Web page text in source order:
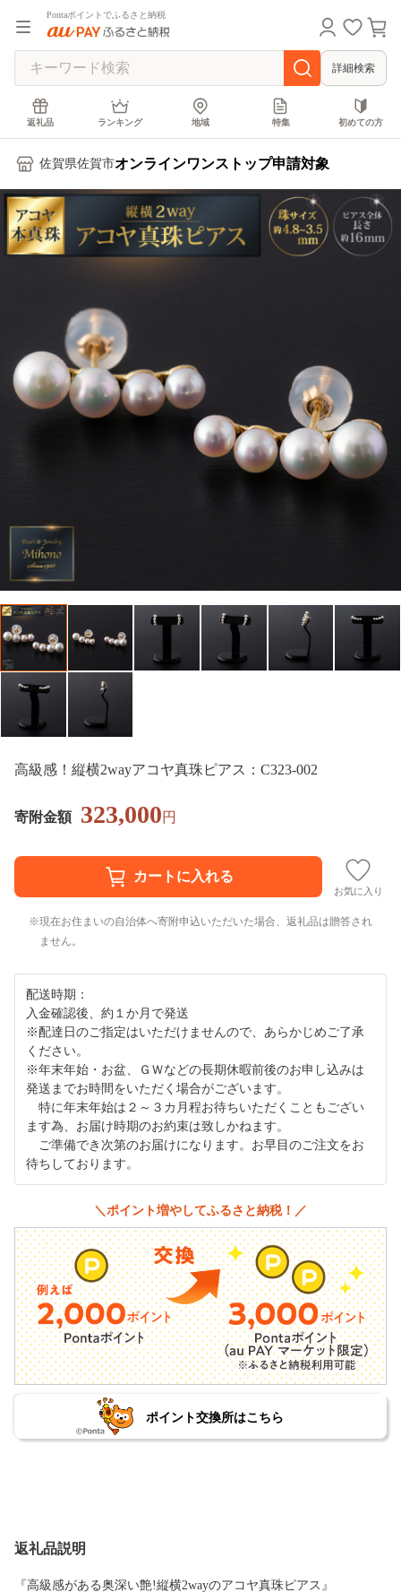
Pontaポイントでふるさと納税
詳細検索
返礼品 ランキング 地域 特集 初めての方
佐賀県佐賀市オンラインワンストップ申請対象
高級感！縦横2wayアコヤ真珠ピアス：C323-002
寄附金額 323,000円
お気に入り
現在お住まいの自治体へ寄附申込いただいた場合、返礼品は贈答され
ません。
配送時期：
入金確認後、約１か月で発送
※配達日のご指定はいただけませんので、あらかじめご了承
ください。
※年末年始・お盆、ＧＷなどの長期休暇前後のお申し込みは
発送までお時間をいただく場合がございます。
特に年末年始は２～３カ月程お待ちいただくこともござい
ます為、お届け時期のお約束は致しかねます。
ご準備でき次第のお届けになります。お早目のご注文をお
待ちしております。
＼ポイント増やしてふるさと納税！／
ポイント交換所はこちら
返礼品説明
『高級感がある奥深い艶!縦横2wayのアコヤ真珠ピアス』